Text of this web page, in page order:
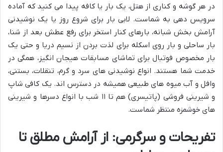
در هر گوشه و کناری از هتل، یک بار یا کافه پیدا می کنید که آماده
سرویس دهی به شماست. لابی بار برای شروع روز یا یک نوشیدنی
آرامش بخش شبانه، بارهای کنار استخر برای رفع عطش بعد از شنا،
بار ساحلی و بار روی اسکله برای لذت بردن از نسیم دریا و حتی یک
بار مخصوص فوتبال برای تماشای مسابقات هیجان انگیز، همگی در
خدمت شما هستند. انواع نوشیدنی های سرد و گرم، تنقلات، بستنی،
وافل و آب میوه های طبیعی همیشه در دسترس اند. یک کافی شاپ
و شیرینی فروشی (پاتیسری) هم تا ۱۱ شب با انواع دسرها و شیرینی
های خوشمزه منتظر شماست.
تفریحات و سرگرمی: از آرامش مطلق تا